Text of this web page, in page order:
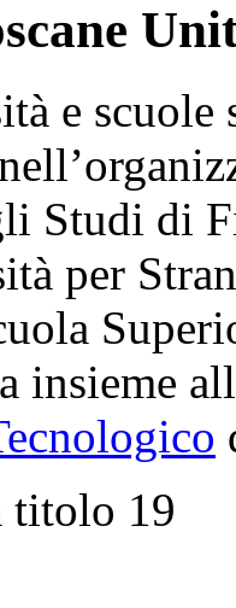
e
Studi di
per
insieme